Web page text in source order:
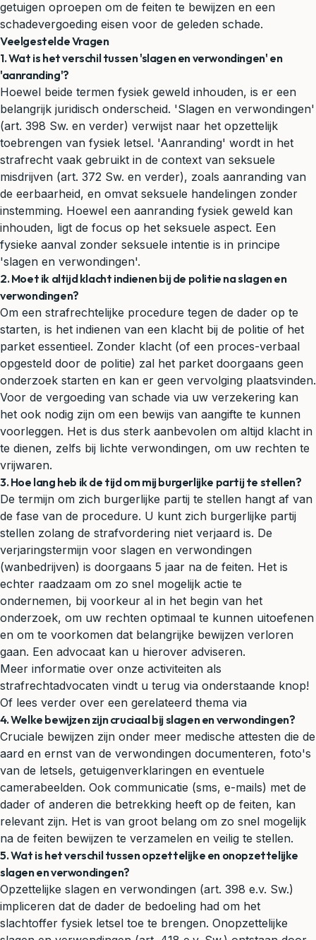
getuigen oproepen om de feiten te bewijzen en een
schadevergoeding eisen voor de geleden schade.
Veelgestelde Vragen
1. Wat is het verschil tussen 'slagen en verwondingen' en
'aanranding'?
Hoewel beide termen fysiek geweld inhouden, is er een
belangrijk juridisch onderscheid. 'Slagen en verwondingen'
(art. 398 Sw. en verder) verwijst naar het opzettelijk
toebrengen van fysiek letsel. 'Aanranding' wordt in het
strafrecht vaak gebruikt in de context van seksuele
misdrijven (art. 372 Sw. en verder), zoals aanranding van
de eerbaarheid, en omvat seksuele handelingen zonder
instemming. Hoewel een aanranding fysiek geweld kan
inhouden, ligt de focus op het seksuele aspect. Een
fysieke aanval zonder seksuele intentie is in principe
'slagen en verwondingen'.
2. Moet ik altijd klacht indienen bij de politie na slagen en
verwondingen?
Om een strafrechtelijke procedure tegen de dader op te
starten, is het indienen van een klacht bij de politie of het
parket essentieel. Zonder klacht (of een proces-verbaal
opgesteld door de politie) zal het parket doorgaans geen
onderzoek starten en kan er geen vervolging plaatsvinden.
Voor de vergoeding van schade via uw verzekering kan
het ook nodig zijn om een bewijs van aangifte te kunnen
voorleggen. Het is dus sterk aanbevolen om altijd klacht in
te dienen, zelfs bij lichte verwondingen, om uw rechten te
vrijwaren.
3. Hoe lang heb ik de tijd om mij burgerlijke partij te stellen?
De termijn om zich burgerlijke partij te stellen hangt af van
de fase van de procedure. U kunt zich burgerlijke partij
stellen zolang de strafvordering niet verjaard is. De
verjaringstermijn voor slagen en verwondingen
(wanbedrijven) is doorgaans 5 jaar na de feiten. Het is
echter raadzaam om zo snel mogelijk actie te
ondernemen, bij voorkeur al in het begin van het
onderzoek, om uw rechten optimaal te kunnen uitoefenen
en om te voorkomen dat belangrijke bewijzen verloren
gaan. Een advocaat kan u hierover adviseren.
Meer informatie over onze activiteiten als
strafrechtadvocaten vindt u terug via onderstaande knop!
Of lees verder over een gerelateerd thema via
4. Welke bewijzen zijn cruciaal bij slagen en verwondingen?
Cruciale bewijzen zijn onder meer medische attesten die de
aard en ernst van de verwondingen documenteren, foto's
van de letsels, getuigenverklaringen en eventuele
camerabeelden. Ook communicatie (sms, e-mails) met de
dader of anderen die betrekking heeft op de feiten, kan
relevant zijn. Het is van groot belang om zo snel mogelijk
na de feiten bewijzen te verzamelen en veilig te stellen.
5. Wat is het verschil tussen opzettelijke en onopzettelijke
slagen en verwondingen?
Opzettelijke slagen en verwondingen (art. 398 e.v. Sw.)
impliceren dat de dader de bedoeling had om het
slachtoffer fysiek letsel toe te brengen. Onopzettelijke